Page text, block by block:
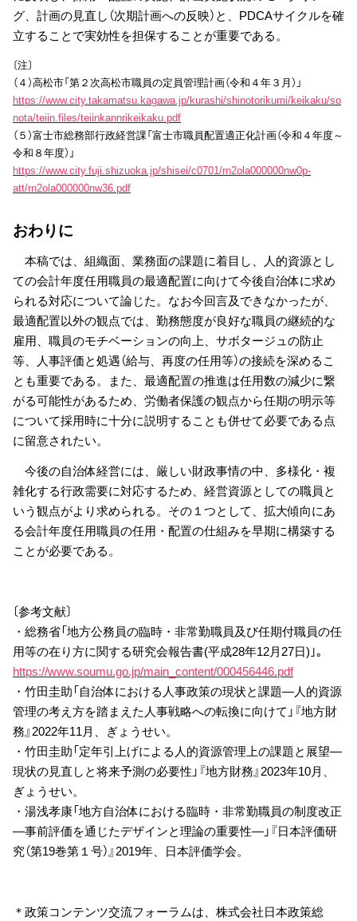
グ、計画の見直し（次期計画への反映）と、PDCAサイクルを確
立することで実効性を担保することが重要である。
〔注〕
（４）高松市「第２次高松市職員の定員管理計画（令和４年３月）」
https://www.city.takamatsu.kagawa.jp/kurashi/shinotorikumi/keikaku/so
nota/teiin.files/teiinkannrikeikaku.pdf
（５）富士市総務部行政経営課「富士市職員配置適正化計画（令和４年度～
令和８年度）」
https://www.city.fuji.shizuoka.jp/shisei/c0701/rn2ola000000nw0p-
att/rn2ola000000nw36.pdf
おわりに
本稿では、組織面、業務面の課題に着目し、人的資源とし
ての会計年度任用職員の最適配置に向けて今後自治体に求め
られる対応について論じた。なお今回言及できなかったが、
最適配置以外の観点では、勤務態度が良好な職員の継続的な
雇用、職員のモチベーションの向上、サボタージュの防止
等、人事評価と処遇（給与、再度の任用等）の接続を深めるこ
とも重要である。また、最適配置の推進は任用数の減少に繋
がる可能性があるため、労働者保護の観点から任期の明示等
について採用時に十分に説明することも併せて必要である点
に留意されたい。
今後の自治体経営には、厳しい財政事情の中、多様化・複
雑化する行政需要に対応するため、経営資源としての職員と
いう観点がより求められる。その１つとして、拡大傾向にあ
る会計年度任用職員の任用・配置の仕組みを早期に構築する
ことが必要である。
〔参考文献〕
・総務省「地方公務員の臨時・非常勤職員及び任期付職員の任
用等の在り方に関する研究会報告書(平成28年12月27日)｣｡
https://www.soumu.go.jp/main_content/000456446.pdf
・竹田圭助「自治体における人事政策の現状と課題―人的資源
管理の考え方を踏まえた人事戦略への転換に向けて」『地方財
務』2022年11月、ぎょうせい。
・竹田圭助「定年引上げによる人的資源管理上の課題と展望―
現状の見直しと将来予測の必要性」『地方財務』2023年10月、
ぎょうせい。
・湯浅孝康「地方自治体における臨時・非常勤職員の制度改正
―事前評価を通じたデザインと理論の重要性―」『日本評価研
究（第19巻第１号）』2019年、日本評価学会。
＊政策コンテンツ交流フォーラムは、株式会社日本政策総